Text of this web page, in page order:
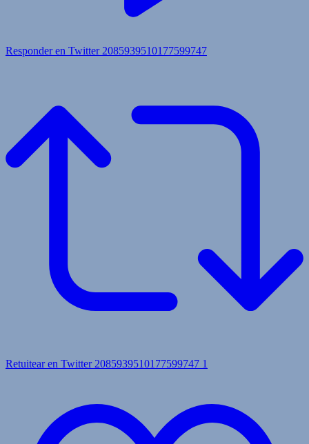
Responder en Twitter 2085939510177599747
Retuitear en Twitter 2085939510177599747 1